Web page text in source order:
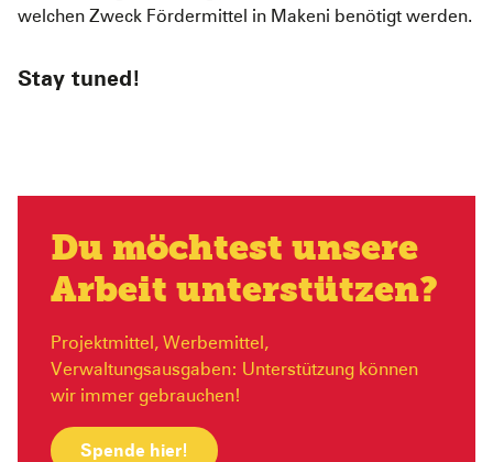
welchen Zweck Fördermittel in Makeni benötigt werden.
Stay tuned!
Du möchtest unsere
Arbeit unterstützen?
Projektmittel, Werbemittel,
Verwaltungsausgaben: Unterstützung können
wir immer gebrauchen!
Spende hier!